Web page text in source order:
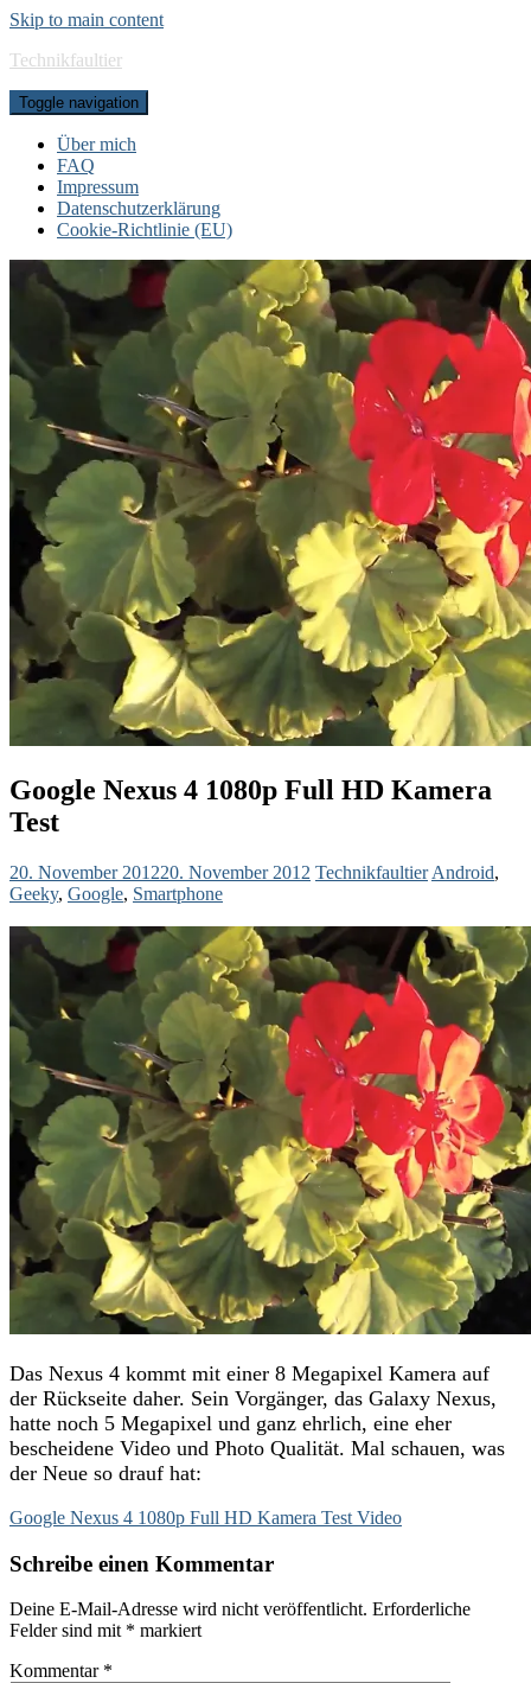
Skip to main content
Technikfaultier
Toggle navigation
Über mich
FAQ
Impressum
Datenschutzerklärung
Cookie-Richtlinie (EU)
Google Nexus 4 1080p Full HD Kamera
Test
20. November 201220. November 2012 Technikfaultier Android,
Geeky, Google, Smartphone
Das Nexus 4 kommt mit einer 8 Megapixel Kamera auf
der Rückseite daher. Sein Vorgänger, das Galaxy Nexus,
hatte noch 5 Megapixel und ganz ehrlich, eine eher
bescheidene Video und Photo Qualität. Mal schauen, was
der Neue so drauf hat:
Google Nexus 4 1080p Full HD Kamera Test Video
Schreibe einen Kommentar
Deine E-Mail-Adresse wird nicht veröffentlicht. Erforderliche
Felder sind mit * markiert
Kommentar *